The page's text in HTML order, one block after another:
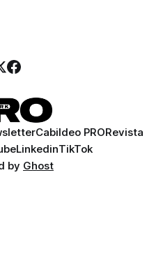
Cabildeo PRORevista
LinkedinTikTok
by Ghost